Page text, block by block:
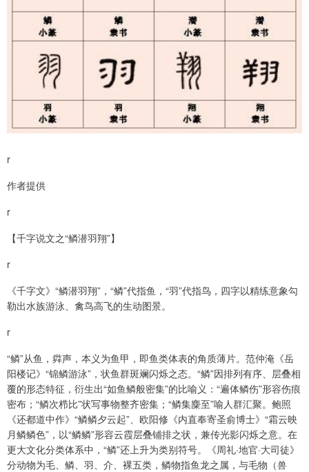
r
作者提供
r
【千字说文之“鳞潜羽翔”】
r
《千字文》“鳞潜羽翔”，“鳞”代指鱼，“羽”代指鸟，四字以精练意象勾
勒出水族游泳、禽鸟高飞的生动图景。
r
“鳞”从鱼，粦声，本义为鱼甲，即鱼类体表的角质薄片。范仲淹《岳
阳楼记》“锦鳞游泳”，状鱼群斑斓闪烁之态。“鳞”因排列有序、层叠相
覆的形态特征，衍生出“如鱼鳞般密集”的比喻义：“遍体鳞伤”形容伤痕
密布；“鳞次栉比”状写事物整齐密集；“鳞集麋至”喻人群汇聚。鲍照
《还都道中作》“鳞鳞夕云起”、欧阳修《内直奉寄圣俞博士》“霜云映
月鳞鳞色”，以“鳞鳞”形容云霞层叠铺排之状，兼传光影闪烁之意。在
更大文化分类体系中，“鳞”还上升为类别符号。《周礼·地官·大司徒》
分动物为毛、鳞、羽、介、裸五类，鳞物指鱼龙之属，与毛物（兽